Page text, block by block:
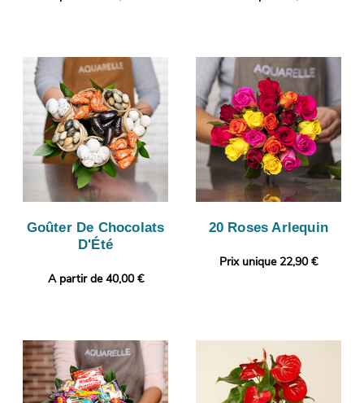
Goûter De Chocolats
D'Été
A partir de 40,00 €
20 Roses Arlequin
Prix unique 22,90 €